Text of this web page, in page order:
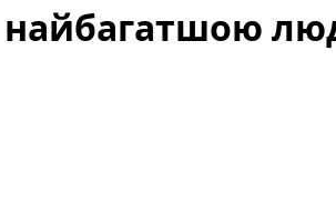
найбагатшою